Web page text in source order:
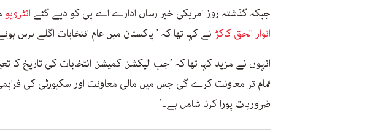
جبکہ گذشتہ روز امریکی خبر رساں ادارے اے پی کو دیے گئے انٹرویو
انوار الحق کاکڑ نے کہا تھا کہ ’ پاکستان میں عام انتخابات اگلے برس
انہوں نے مزید کہا تھا کہ ’جب الیکشن کمیشن انتخابات کی تاریخ
تمام تر معاونت کرے گی جس میں مالی معاونت اور سکیورٹی کی
ضروریات پورا کرنا شامل ہے۔‘